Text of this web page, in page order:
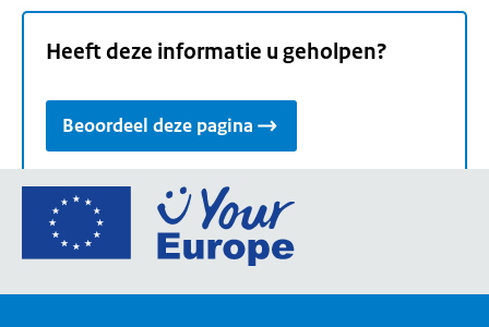
Heeft deze informatie u geholpen?
Beoordeel deze pagina
Ga
de